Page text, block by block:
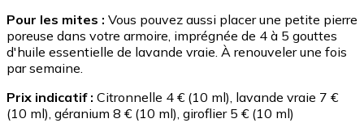
Pour les mites : Vous pouvez aussi placer une petite pierre
poreuse dans votre armoire, imprégnée de 4 à 5 gouttes
d'huile essentielle de lavande vraie. À renouveler une fois
par semaine.
Prix indicatif : Citronnelle 4 € (10 ml), lavande vraie 7 €
(10 ml), géranium 8 € (10 ml), giroflier 5 € (10 ml)